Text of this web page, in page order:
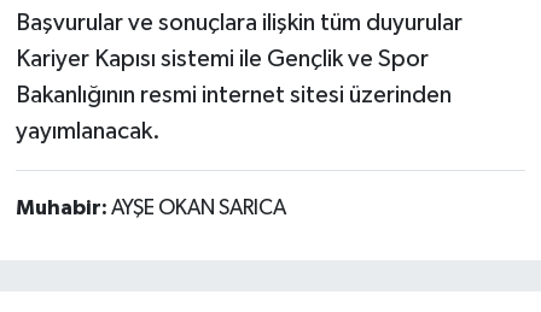
Başvurular ve sonuçlara ilişkin tüm duyurular
Kariyer Kapısı sistemi ile Gençlik ve Spor
Bakanlığının resmi internet sitesi üzerinden
yayımlanacak.
Muhabir: AYŞE OKAN SARICA